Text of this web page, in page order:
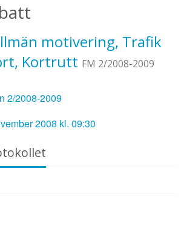
motivering, Trafik
Kortrutt FM 2/2008-2009
2/2008-2009
2008 kl. 09:30